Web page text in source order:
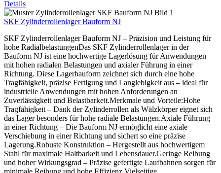
Details
SKF Zylinderrollenlager Bauform NJ
SKF Zylinderrollenlager Bauform NJ – Präzision und Leistung für
hohe RadialbelastungenDas SKF Zylinderrollenlager in der
Bauform NJ ist eine hochwertige Lagerlösung für Anwendungen
mit hohen radialen Belastungen und axialer Führung in einer
Richtung. Diese Lagerbauform zeichnet sich durch eine hohe
Tragfähigkeit, präzise Fertigung und Langlebigkeit aus – ideal für
industrielle Anwendungen mit hohen Anforderungen an
Zuverlässigkeit und Belastbarkeit.Merkmale und Vorteile:Hohe
Tragfähigkeit – Dank der Zylinderrollen als Wälzkörper eignet sich
das Lager besonders für hohe radiale Belastungen.Axiale Führung
in einer Richtung – Die Bauform NJ ermöglicht eine axiale
Verschiebung in einer Richtung und sichert so eine präzise
Lagerung.Robuste Konstruktion – Hergestellt aus hochwertigem
Stahl für maximale Haltbarkeit und Lebensdauer.Geringe Reibung
und hoher Wirkungsgrad – Präzise gefertigte Laufbahnen sorgen für